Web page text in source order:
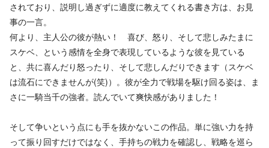
されており、説明し過ぎずに適度に教えてくれる書き方は、お見
事の一言。
何より、主人公の彼が熱い！ 喜び、怒り、そして悲しみたまに
スケベ、という感情を全身で表現しているような彼を見ている
と、共に喜んだり怒ったり、そして悲しんだりできます（スケベ
は流石にできませんが(笑)）。彼が全力で戦場を駆け回る姿は、ま
さに一騎当千の強者。読んでいて爽快感がありました！
そして争いという点にも手を抜かないこの作品。単に強い力を持
って振り回すだけではなく、手持ちの戦力を確認し、戦略を巡ら